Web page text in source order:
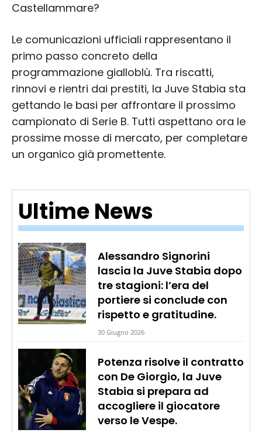
Ultime News
Alessandro Signorini
lascia la Juve Stabia dopo
tre stagioni: l’era del
portiere si conclude con
rispetto e gratitudine.
30 Giugno 2026
Potenza risolve il contratto
con De Giorgio, la Juve
Stabia si prepara ad
accogliere il giocatore
verso le Vespe.
Castellammare?
Le comunicazioni ufficiali rappresentano il
primo passo concreto della
programmazione gialloblù. Tra riscatti,
rinnovi e rientri dai prestiti, la Juve Stabia sta
gettando le basi per affrontare il prossimo
campionato di Serie B. Tutti aspettano ora le
prossime mosse di mercato, per completare
un organico già promettente.